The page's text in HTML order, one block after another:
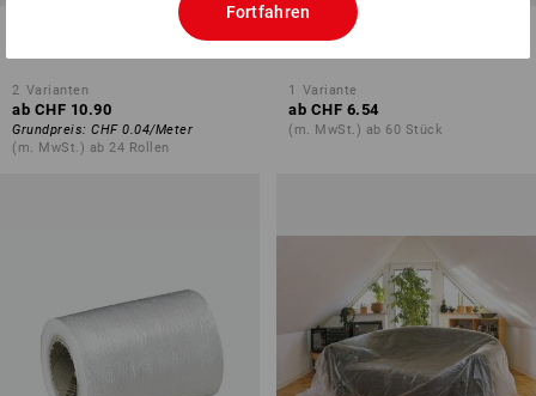
Stretch-Folie vorgereckt
2 Varianten
ab CHF 10.90
Grundpreis: CHF 0.04/Meter
(m. MwSt.) ab 24 Rollen
Profi-Packdecke
1 Variante
ab CHF 6.54
(m. MwSt.) ab 60 Stück
Fortfahren